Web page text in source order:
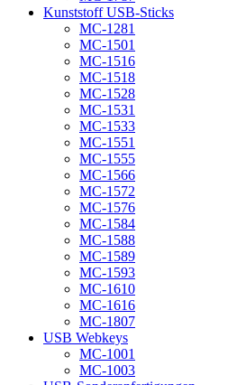
Kunststoff USB-Sticks
MC-1281
MC-1501
MC-1516
MC-1518
MC-1528
MC-1531
MC-1533
MC-1551
MC-1555
MC-1566
MC-1572
MC-1576
MC-1584
MC-1588
MC-1589
MC-1593
MC-1610
MC-1616
MC-1807
USB Webkeys
MC-1001
MC-1003